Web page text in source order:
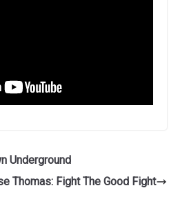
Underground
Thomas: Fight The Good Fight